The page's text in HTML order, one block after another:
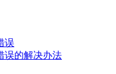
误
误的解决办法